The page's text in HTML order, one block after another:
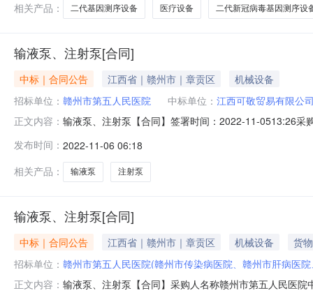
相关产品：
二代基因测序设备 医疗设备 二代新冠病毒基因测序设
输液泵、注射泵[合同]
中标｜合同公告 江西省｜赣州市｜章贡区
机械设备
招标单位： 赣州市第五人民医院 中标单位： 江西可敬贸易有限公
正文内容： 输液泵、注射泵【合同】签署时间：2022-11-0513:26采
发布时间： 2022-11-06 06:18
相关产品：
输液泵 注射泵
输液泵、注射泵[合同]
中标｜合同公告 江西省｜赣州市｜章贡区 机械设备
货物
招标单位： 赣州市第五人民医院(赣州市传染病医院、赣州市肝病医
正文内容： 输液泵、注射泵【合同】采购人名称赣州市第五人民医